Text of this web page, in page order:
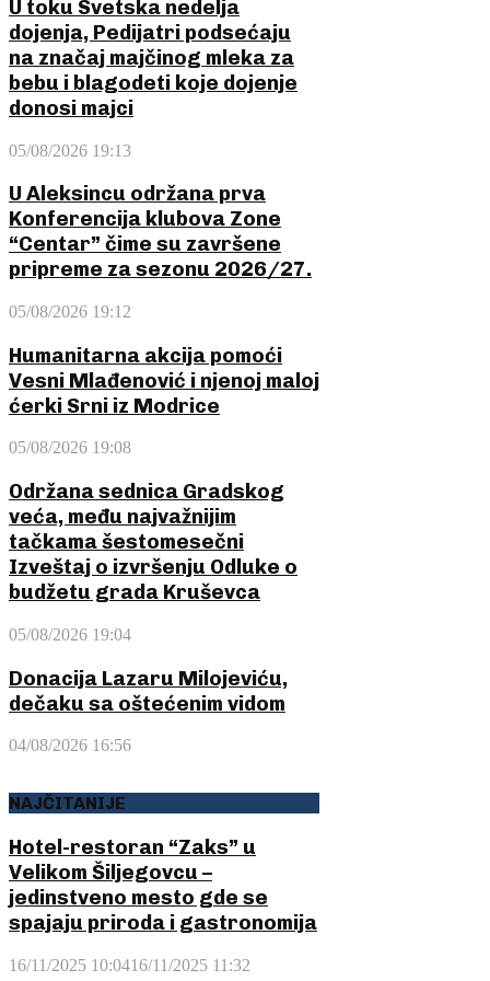
U toku Svetska nedelja
dojenja, Pedijatri podsećaju
na značaj majčinog mleka za
bebu i blagodeti koje dojenje
donosi majci
05/08/2026 19:13
U Aleksincu održana prva
Konferencija klubova Zone
“Centar” čime su završene
pripreme za sezonu 2026/27.
05/08/2026 19:12
Humanitarna akcija pomoći
Vesni Mlađenović i njenoj maloj
ćerki Srni iz Modrice
05/08/2026 19:08
Održana sednica Gradskog
veća, među najvažnijim
tačkama šestomesečni
Izveštaj o izvršenju Odluke o
budžetu grada Kruševca
05/08/2026 19:04
Donacija Lazaru Milojeviću,
dečaku sa oštećenim vidom
04/08/2026 16:56
NAJČITANIJE
Hotel-restoran “Zaks” u
Velikom Šiljegovcu –
jedinstveno mesto gde se
spajaju priroda i gastronomija
16/11/2025 10:0416/11/2025 11:32